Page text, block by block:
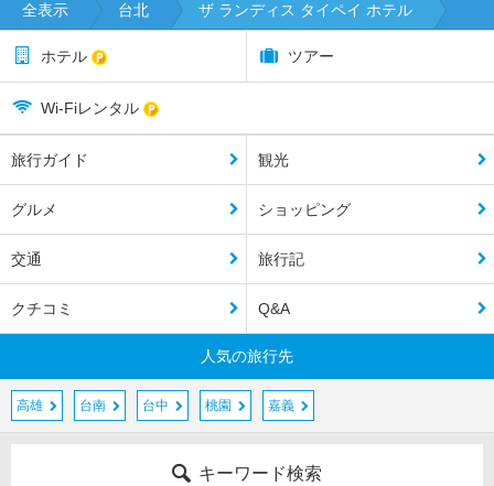
全表示 台北 ザ ランディス タイペイ ホテル
ホテル ツアー
Wi-Fiレンタル
旅行ガイド 観光
グルメ ショッピング
交通 旅行記
クチコミ Q&A
人気の旅行先
高雄 台南 台中 桃園 嘉義
キーワード検索